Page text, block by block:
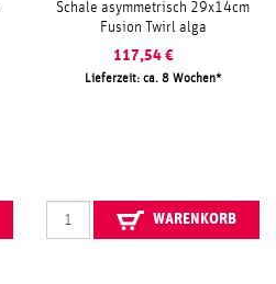
Schale asymmetrisch 29x14cm
Fusion Twirl alga
117,54 €
Lieferzeit: ca. 8 Wochen
WARENKORB